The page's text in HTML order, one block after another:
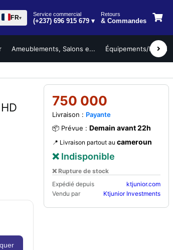
FR▾
Service commercial
(+237) 696 915 679 ▾
Retours
& Commandes
Ameublements, Salons e... Équipements/
750 000
Livraison : Payante
📦 Prévue : Demain avant 22h
📍 Livraison partout au cameroun
❌ Indisponible
❌ Rupture de stock
Expédié depuis
ktjunior.com
Vendu par
Ktjunior Investments